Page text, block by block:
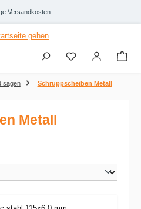
Versandkosten
sägen Schruppscheiben Metall
Metall